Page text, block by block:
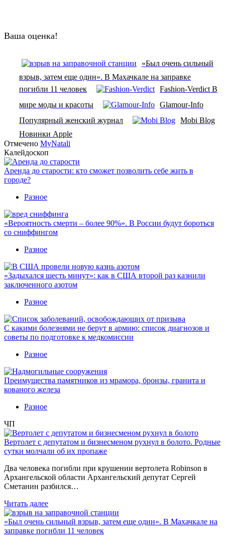
Ваша оценка!
«Был очень сильный
взрыв, затем еще один». В Махачкале на заправке
погибли 11 человек
Fashion-Verdict В
мире моды и красоты
Glamour-Info
Популярный женский журнал
Mobi Blog
Новинки Apple
Отмечено MyNatali
Калейдоскоп
Аренда до старости: кто сможет позволить себе жить в
городе?
Разное
«Вероятность смерти – более 90%». В России будут бороться
со сниффингом
Разное
«Задыхался шесть минут»: как в США второй раз казнили
заключенного азотом
Разное
С какими болезнями не берут в армию: список диагнозов и
советы по подготовке к медкомиссии
Разное
Преимущества памятников из мрамора, бронзы, гранита и
кованого железа
Разное
ЧП
Вертолет с депутатом и бизнесменом рухнул в болото. Родные
сутки молчали об их пропаже
Два человека погибли при крушении вертолета Robinson в
Архангельской области Архангельский депутат Сергей
Сметанин разбился…
Читать далее
«Был очень сильный взрыв, затем еще один». В Махачкале на
заправке погибли 11 человек